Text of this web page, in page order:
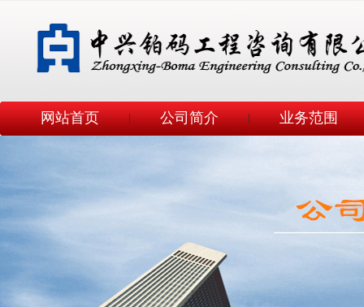
网站首页 公司简介 业务范围